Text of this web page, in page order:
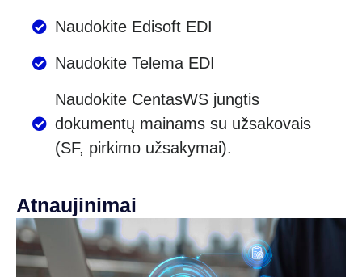
Naudokite Edisoft EDI
Naudokite Telema EDI
Naudokite CentasWS jungtis
dokumentų mainams su užsakovais
(SF, pirkimo užsakymai).
Atnaujinimai